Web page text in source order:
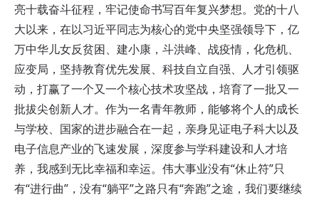
亮十载奋斗征程，牢记使命书写百年复兴梦想。党的十八
大以来，在以习近平同志为核心的党中央坚强领导下，亿
万中华儿女反贫困、建小康，斗洪峰、战疫情，化危机、
应变局，坚持教育优先发展、科技自立自强、人才引领驱
动，打赢了一个又一个核心技术攻坚战，培育了一批又一
批拔尖创新人才。作为一名青年教师，能够将个人的成长
与学校、国家的进步融合在一起，亲身见证电子科大以及
电子信息产业的飞速发展，深度参与学科建设和人才培
养，我感到无比幸福和幸运。伟大事业没有“休止符”只
有“进行曲”，没有“躺平”之路只有“奔跑”之途，我们要继续